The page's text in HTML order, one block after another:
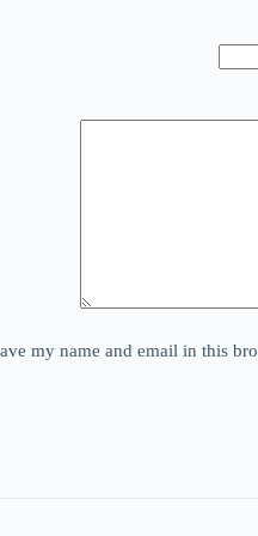
my name and email in this